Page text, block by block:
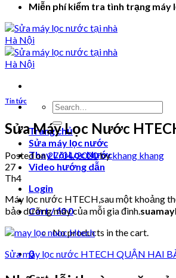
Miễn phí kiểm tra tình trạng máy
Search
for:
Trang chủ
Sửa máy lọc nước
Thay Lõi Lọc Nước
Video hướng dẫn
Login
Cart /₫00
No products in the cart.
0
Tin tức
Sửa Máy Lọc Nước
Posted on27/04/2020bykhang khang
27
Th4
Máy lọc nước HTECH,sau một khoảng
bảo dưỡng máy của mỗi gia đình.
Sửa máy lọc nước HTECH QUẬN HAI